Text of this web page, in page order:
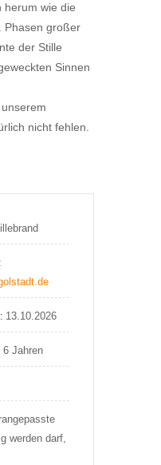
herum wie die
Phasen großer
der Stille
Sinnen
nicht fehlen.
13.10.2026
6 Jahren
werden darf,